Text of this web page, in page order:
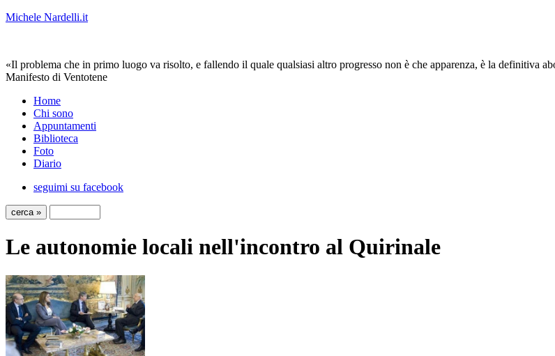
Michele Nardelli.it
«Il problema che in primo luogo va risolto, e fallendo il quale qualsiasi altro progresso non è che apparenza, è la definitiva
Manifesto di Ventotene
Home
Chi sono
Appuntamenti
Biblioteca
Foto
Diario
seguimi su facebook
Le autonomie locali nell'incontro al Quirinale